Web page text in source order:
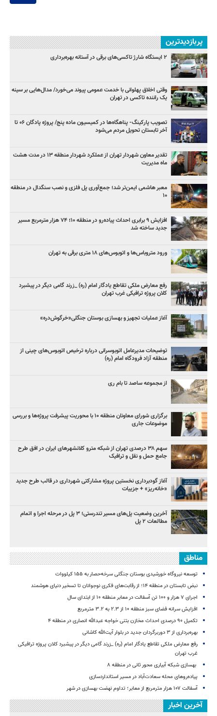
پربازدیدترین
۲ ایستگاه شارژ تاکسی‌های برقی در آستانه بهره‌برداری
وقتی اخلاق پهلوانی با خدمت عمومی پیوند می‌خورد/ مدال‌هایی بر سینه
یک راننده تاکسی در تهران
تصویب پارکینگ- پناهگاه‌ها در کمیسیون ماده پنج/ پروژه پادگان ۰۶ تا
آخر تابستان تحویل مردم می‌شود
تقدیر معاون شهردار تهران از عملکرد شهردار منطقه ۱۳ در مدت هشت
ماه مدیریت
معبر هاشمی ایمن‌تر شد؛ جمع‌آوری پل فلزی و نصب سنگدال در منطقه
۱۰
افزایش ۹ برابری احداث پیاده‌رو در منطقه ۱۰؛ ۷۴ هزار مترمربع مسیر
جدید ساخته شد
ورود متروباس‌ها و اتوبوس‌های ۱۸ متری برقی به تهران
رفع معارض ملکی تقاطع یادگار امام (ره) _زرند گامی دیگر در پیشبرد
کلان پروژه‌ ترافیکی غرب تهران
آغاز عملیات تجهیز و بهسازی بوستان جنگلی«خرگوش‌دره»
توضیحات مدیرعامل اتوبوسرانی درباره ترخیص اتوبوس‌های چینی از
منطقه آزاد فرودگاه امام (ره)
از مجموعه ساصد تا بام ری
برگزاری شورای معاونان منطقه ۱۰ با محوریت پیشرفت پروژه‌ها و بررسی
موضوعات جاری
سهم ۳۸ درصدی تهران از شبکه مترو کلانشهرهای ایران در افق طرح
جامع حمل و نقل و ترافیک
آغاز گودبرداری نخستین پروژه مشارکتی شهرداری در قالب طرح جدید
«خانه‌ریز» + جزییات
آخرین وضعیت پل‌های مسیر تندرستی؛ ۳ پل در مرحله اجرا و اتمام
مطالعات ۲ پل
مناطق
توسعه نیروگاه خورشیدی بوستان جنگلی سرخه‌حصار به ۱۵۵ کیلووات
نبض تابستان در منطقه ۱۴؛ از رقابت‌های فکری نوجوانان تا تسخیر دنیای هوشمند
اجرای ۷ هزار و ۱۰۰ تن آسفالت در معابر منطقه ۱۰ از ابتدای سال
افزایش سرانه فضای سبز منطقه ۱۰ از ۲.۳ به ۳.۲ مترمربع
تکمیل ۹۰ درصدی احداث مخازن بتنی خواجه عبدالله انصاری در منطقه ۴
بهره‌برداری از ۳ دوربرگردان جدید در بلوار آیت‌الله کاشانی
رفع معارض ملکی تقاطع یادگار امام (ره) _زرند گامی دیگر در پیشبرد کلان پروژه‌ ترافیکی
غرب تهران
بهسازی شبکه آبیاری محور ثانی در منطقه ۸
پیاده‌روهای محله سعادت‌آباد در مسیر استانداردسازی
آسفالت ۱۰۷ هزار مترمربع از معابر؛ تداوم نهضت بهسازی در شهر
آخرین اخبار